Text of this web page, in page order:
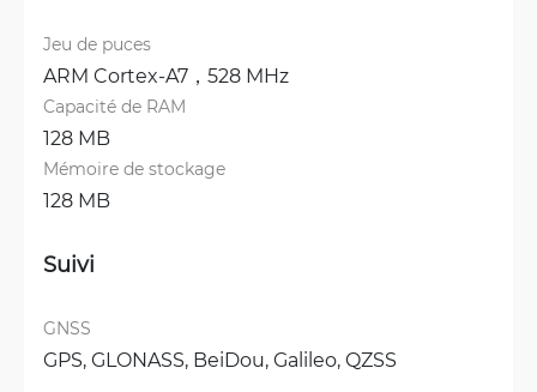
Jeu de puces
ARM Cortex-A7，528 MHz
Capacité de RAM
128 MB
Mémoire de stockage
128 MB
Suivi
GNSS
GPS, GLONASS, BeiDou, Galileo, QZSS